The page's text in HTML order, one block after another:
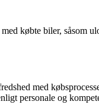
købte biler, såsom
med
personale og